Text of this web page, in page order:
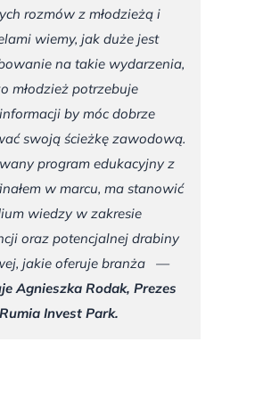
rozmów z młodzieżą i
wiemy, jak duże jest
na takie wydarzenia,
młodzież potrzebuje
by móc dobrze
swoją ścieżkę zawodową.
program edukacyjny z
w marcu, ma stanowić
wiedzy w zakresie
oraz potencjalnej drabiny
jakie oferuje branża —
Agnieszka Rodak, Prezes
Invest Park.